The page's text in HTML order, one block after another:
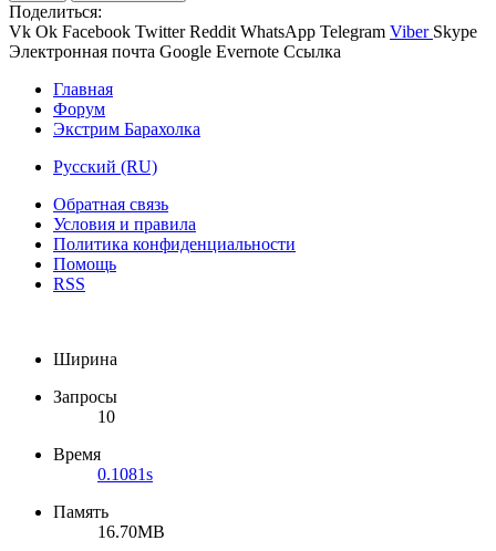
Поделиться:
Vk Ok Facebook Twitter Reddit WhatsApp Telegram Viber Skype
Электронная почта Google Evernote Ссылка
Главная
Форум
Экстрим Барахолка
Русский (RU)
Обратная связь
Условия и правила
Политика конфиденциальности
Помощь
RSS
Ширина
Запросы
10
Время
0.1081s
Память
16.70MB